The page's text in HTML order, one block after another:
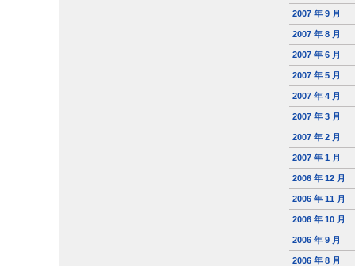
2007 年 9 月
2007 年 8 月
2007 年 6 月
2007 年 5 月
2007 年 4 月
2007 年 3 月
2007 年 2 月
2007 年 1 月
2006 年 12 月
2006 年 11 月
2006 年 10 月
2006 年 9 月
2006 年 8 月